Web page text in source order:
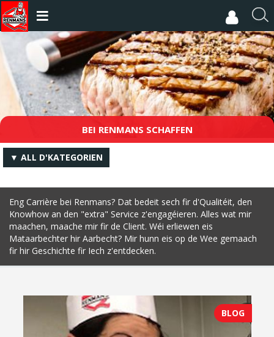
Skip
to
main
content
S
i
c
h
n
o
BEI RENMANS SCHAFFEN
▼ ALL D'KATEGORIEN
Eng Carrière bei Renmans? Dat bedeit sech fir d'Qualitéit, den
Knowhow an den "extra" Service z'engagéieren. Alles wat mir
maachen, maache mir fir de Client. Wéi erliewen eis
Mataarbechter hir Aarbecht? Mir hunn eis op de Wee gemaach
fir hir Geschichte fir Iech z'entdecken.
BLOG